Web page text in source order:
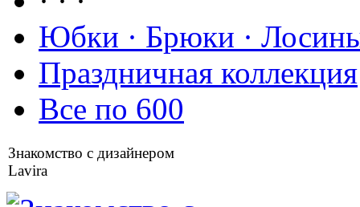
Юбки · Брюки ·
Праздничная коллекция
Все по 600
Знакомство с дизайнером
Lavira